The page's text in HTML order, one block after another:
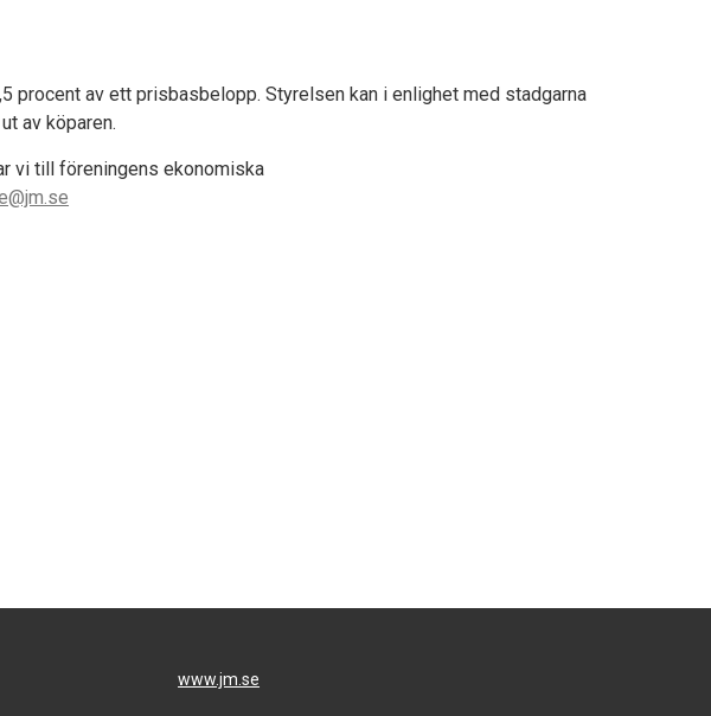
procent av ett prisbasbelopp. Styrelsen kan i enlighet med stadgarna
av köparen.
vi till föreningens ekonomiska
www.jm.se